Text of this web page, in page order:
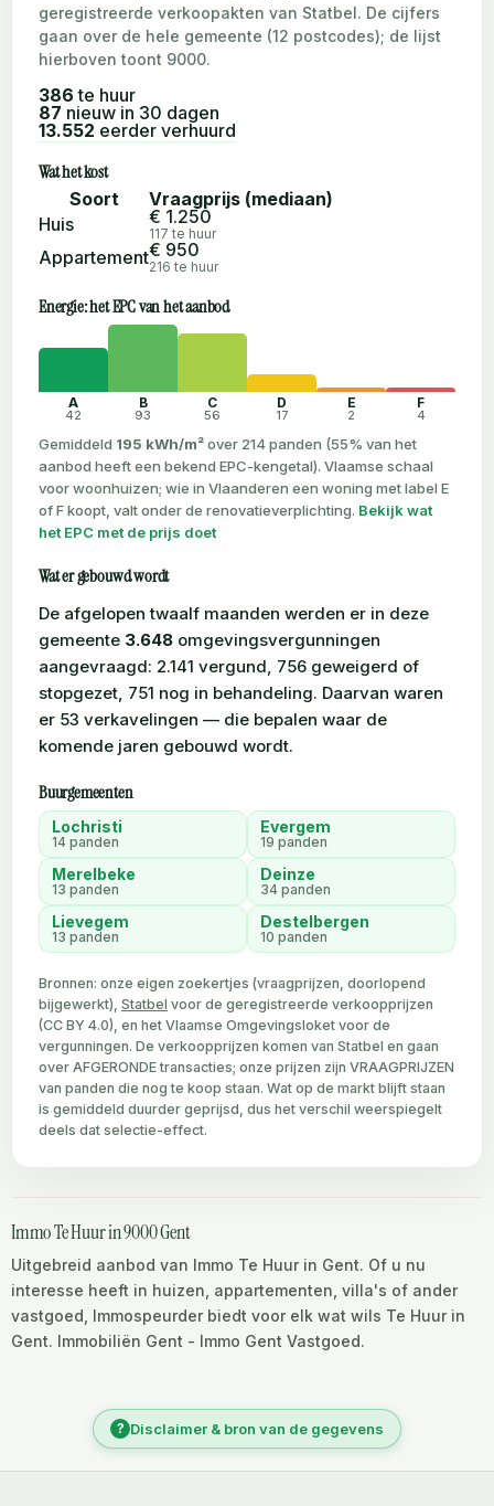
geregistreerde verkoopakten van Statbel. De cijfers
gaan over de hele gemeente (12 postcodes); de lijst
hierboven toont 9000.
386 te huur
87 nieuw in 30 dagen
13.552 eerder verhuurd
Wat het kost
Soort
Vraagprijs (mediaan)
Huis
€ 1.250
117 te huur
Appartement€ 950
216 te huur
Energie: het EPC van het aanbod
A
42
B
93
C
56
D
17
E
2
F
4
Gemiddeld 195 kWh/m²over 214 panden (55% van het
aanbod heeft een bekend EPC-kengetal). Vlaamse schaal
voor woonhuizen; wie in Vlaanderen een woning met label E
of F koopt, valt onder de renovatieverplichting. Bekijk wat
het EPC met de prijs doet
Wat er gebouwd wordt
De afgelopen twaalf maanden werden er in deze
gemeente 3.648 omgevingsvergunningen
aangevraagd: 2.141 vergund, 756 geweigerd of
stopgezet, 751 nog in behandeling. Daarvan waren
er 53 verkavelingen — die bepalen waar de
komende jaren gebouwd wordt.
Buurgemeenten
Lochristi
14 panden
Evergem
19 panden
Merelbeke
13 panden
Deinze
34 panden
Lievegem
13 panden
Destelbergen
10 panden
Bronnen: onze eigen zoekertjes (vraagprijzen, doorlopend
bijgewerkt), Statbel voor de geregistreerde verkoopprijzen
(CC BY 4.0), en het Vlaamse Omgevingsloket voor de
vergunningen. De verkoopprijzen komen van Statbel en gaan
over AFGERONDE transacties; onze prijzen zijn VRAAGPRIJZEN
van panden die nog te koop staan. Wat op de markt blijft staan
is gemiddeld duurder geprijsd, dus het verschil weerspiegelt
deels dat selectie-effect.
Immo Te Huur in 9000 Gent
Uitgebreid aanbod van Immo Te Huur in Gent. Of u nu
interesse heeft in huizen, appartementen, villa's of ander
vastgoed, Immospeurder biedt voor elk wat wils Te Huur in
Gent. Immobiliën Gent - Immo Gent Vastgoed.
? Disclaimer & bron van de gegevens